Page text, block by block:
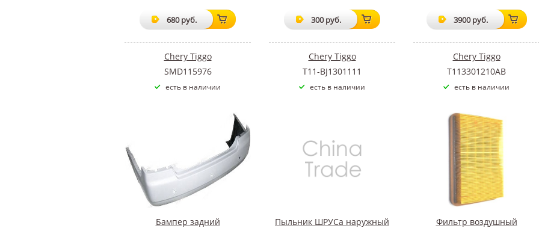
680 руб.
Chery Tiggo
SMD115976
есть в наличии
300 руб.
Chery Tiggo
T11-BJ1301111
есть в наличии
3900 руб.
Chery Tiggo
T113301210AB
есть в наличии
Бампер задний
Пыльник ШРУСа наружный
Фильтр воздушный